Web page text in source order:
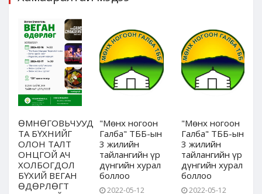
ӨМНӨГОВЬЧУУД
ТА БҮХНИЙГ
ОЛОН ТАЛТ
ОНЦГОЙ АЧ
ХОЛБОГДОЛ
БҮХИЙ ВЕГАН
ӨДӨРЛӨГТ
"Мөнх ногоон
Галба" ТББ-ын
3 жилийн
тайлангийн үр
дүнгийн хурал
боллоо
2022-05-12
"Мөнх ногоон
Галба" ТББ-ын
3 жилийн
тайлангийн үр
дүнгийн хурал
боллоо
2022-05-12